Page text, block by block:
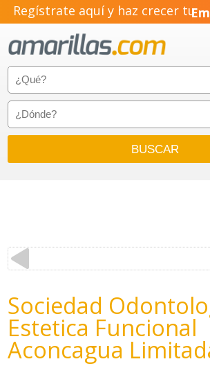
Regístrate aquí y haz crecer tu
Sociedad
Estetica Funcional
Aconcagua